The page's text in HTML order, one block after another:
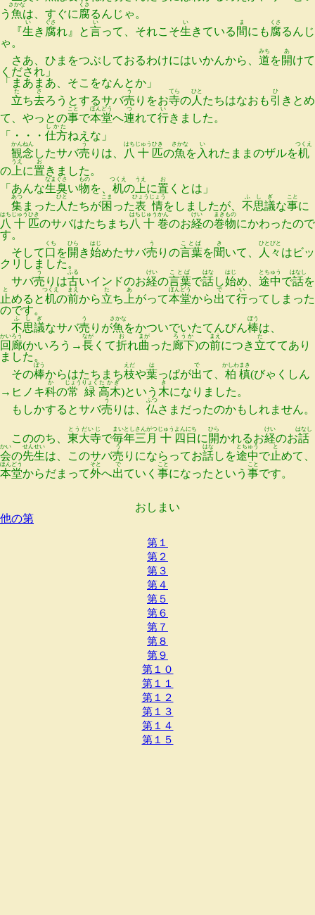
う 魚
さかな
は、すぐに 腐
くさ
るんじゃ。
『生
い
き 腐
ぐさ
れ』と言
い
って、それこそ生
い
きている 間
ま
にも 腐
くさ
るんじ
ゃ。
さあ、ひまをつぶしておるわけにはいかんから、 道
みち
を開
あ
けて
くだされ」
「まあまあ、そこをなんとか」
立
た
ち去
さ
ろうとするサバ売
う
りをお寺
てら
の人
ひと
たちはなおも引
ひ
きとめ
て、やっとの事
こと
で本堂
ほんどう
へ連
つ
れて行
い
きました。
「・・・ 仕方
しかた
ねえな」
観念
かんねん
したサバ売
う
りは、 八
はち
十
じゅう
匹
ひき
の魚
さかな
を 入
い
れたままのザルを机
つくえ
の 上
うえ
に置
お
きました。
「あんな生臭
なまぐさ
い物
もの
を、 机
つくえ
の 上
うえ
に置
お
くとは」
集
あつ
まった 人
ひと
たちが困
こま
った表情
ひょうじょう
をしましたが、 不思議
ふしぎ
な事
こと
に
八
はち
十
じゅう
匹
ひき
のサバはたちまち 八
はち
十
じゅう
巻
かん
のお経
けい
の巻物
まきもの
にかわったので
す。
そして口
くち
を開
ひら
き始
はじ
めたサバ売
う
りの言葉
ことば
を聞
き
いて、 人々
ひとびと
はビッ
クリしました。
サバ売
う
りは古
ふる
いインドのお経
けい
の言葉
ことば
で話
はな
し始
はじ
め、 途中
とちゅう
で話
はなし
を
止
と
めると机
つくえ
の前
まえ
から立
た
ち 上
あ
がって本堂
ほんどう
から出
で
て行
い
ってしまった
のです。
不思議
ふしぎ
なサバ売
う
りが魚
さかな
をかついでいたてんびん棒
ぼう
は、
回廊
かいろう
(かいろう→長
なが
くて折
お
れ曲
まが
った廊下
ろうか
)の前
まえ
につき 立
た
ててあり
ました。
その棒
ぼう
からはたちまち枝
えだ
や葉
は
っぱが出
で
て、 柏
かしわ
槙
まき
(びゃくしん
→ヒノキ科
か
の常緑
じょうりょく
高木
たかぎ
)という 木
き
になりました。
もしかするとサバ売
う
りは、 仏
ふつ
さまだったのかもしれません。
こののち、 東大寺
とうだいじ
で毎年
まいとし
三
さん
月
がつ
十
じゅう
四
よん
日
にち
に 開
ひら
かれるお経
けい
のお話
はなし
会
かい
の先生
せんせい
は、このサバ売
う
りにならってお話
はな
しを途中
とちゅう
で止
と
めて、
本堂
ほんどう
からだまって外
そと
へ出
で
ていく 事
こと
になったという 事
こと
です。
おしまい
他の第
第１
第２
第３
第４
第５
第６
第７
第８
第９
第１０
第１１
第１２
第１３
第１４
第１５